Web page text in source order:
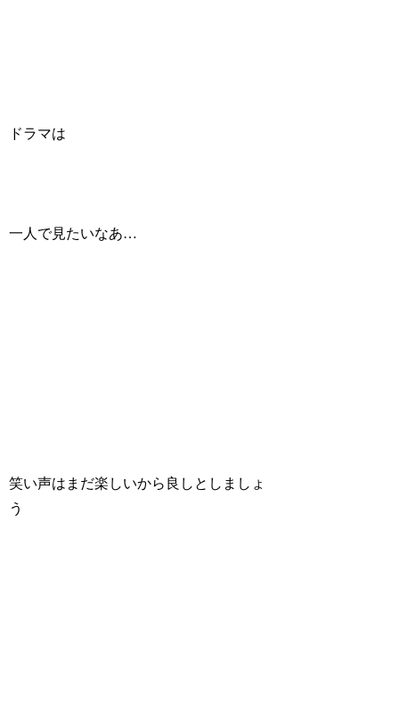
ドラマは
一人で見たいなあ…
笑い声はまだ楽しいから良しとしましょ
う